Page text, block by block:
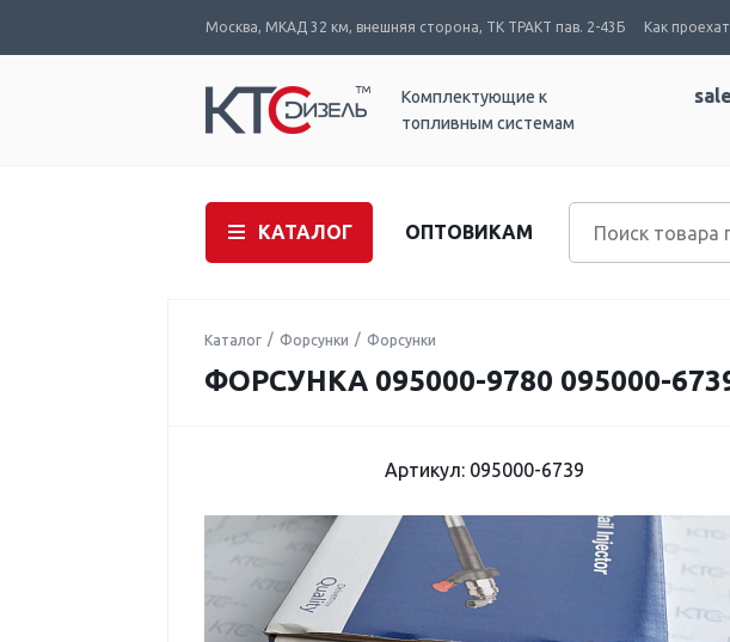
Москва, МКАД 32 км, внешняя сторона, ТК ТРАКТ пав. 2-43Б Как
Комплектующие к
топливным системам
КАТАЛОГ ОПТОВИКАМ
Каталог Форсунки Форсунки
ФОРСУНКА 095000-9780 095000-
Артикул: 095000-6739